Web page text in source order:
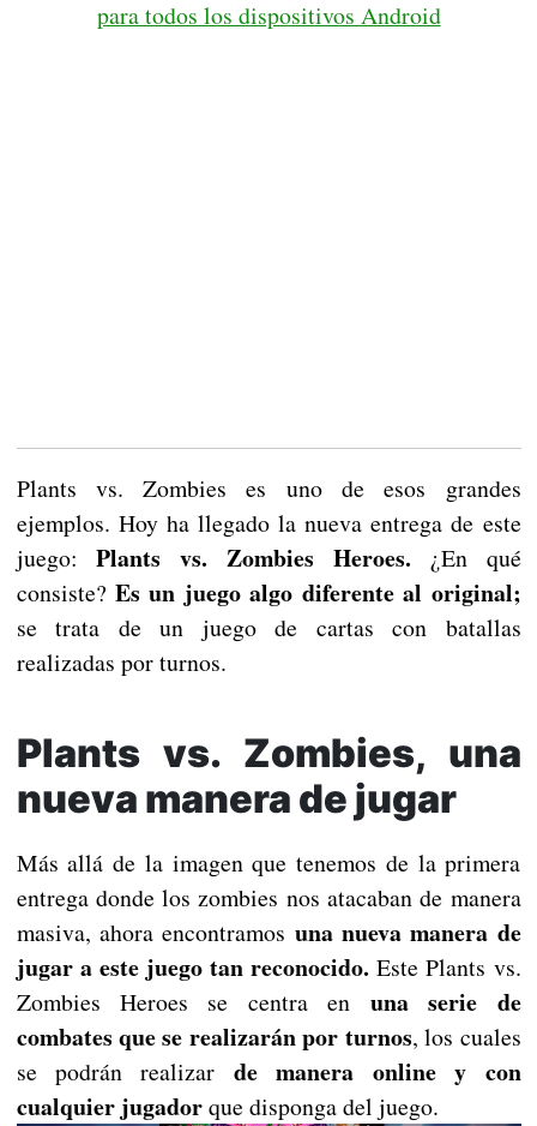
para todos los dispositivos Android
Plants vs. Zombies es uno de esos grandes
ejemplos. Hoy ha llegado la nueva entrega de este
juego:Plants vs. Zombies Heroes. ¿En qué
consiste? Es un juego algo diferente al original;
se trata de un juego de cartas con batallas
realizadas por turnos.
Plants vs. Zombies, una
nueva manera de jugar
Más allá de la imagen que tenemos de la primera
entrega donde los zombies nos atacaban de manera
masiva, ahora encontramos una nueva manera de
jugar a este juego tan reconocido. Este Plants vs.
Zombies Heroes se centra en una serie de
combates que se realizarán por turnos, los cuales
se podrán realizar de manera online y con
cualquier jugadorque disponga del juego.